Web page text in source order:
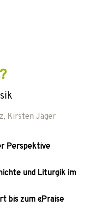
, Kirsten Jäger
Perspektive
und Liturgik im
bis zum «Praise